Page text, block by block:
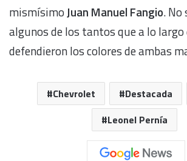
mismísimoJuan Manuel Fangio. No
algunos de los tantos que a lo
defendieron los colores de ambas
Chevrolet Destacada
Leonel Pernía